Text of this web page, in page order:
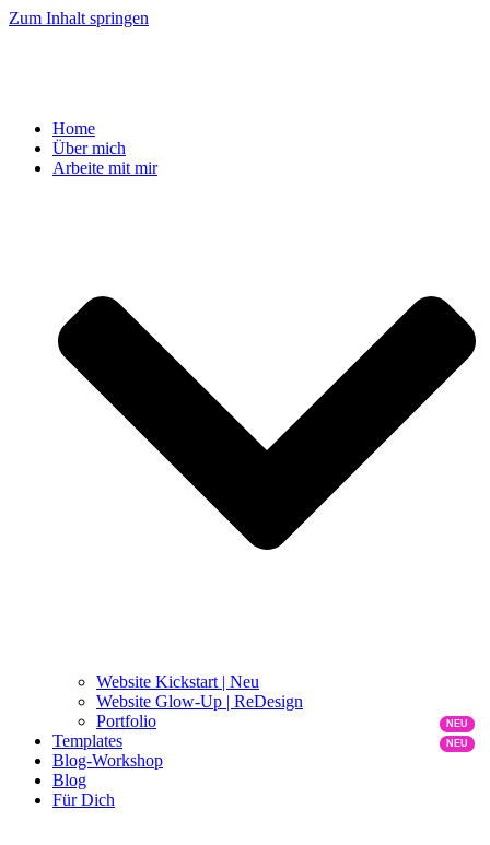
Zum Inhalt springen
Home
Über mich
Arbeite mit mir
Website Kickstart | Neu
Website Glow-Up | ReDesign
Portfolio
Templates
Blog-Workshop
Blog
Für Dich